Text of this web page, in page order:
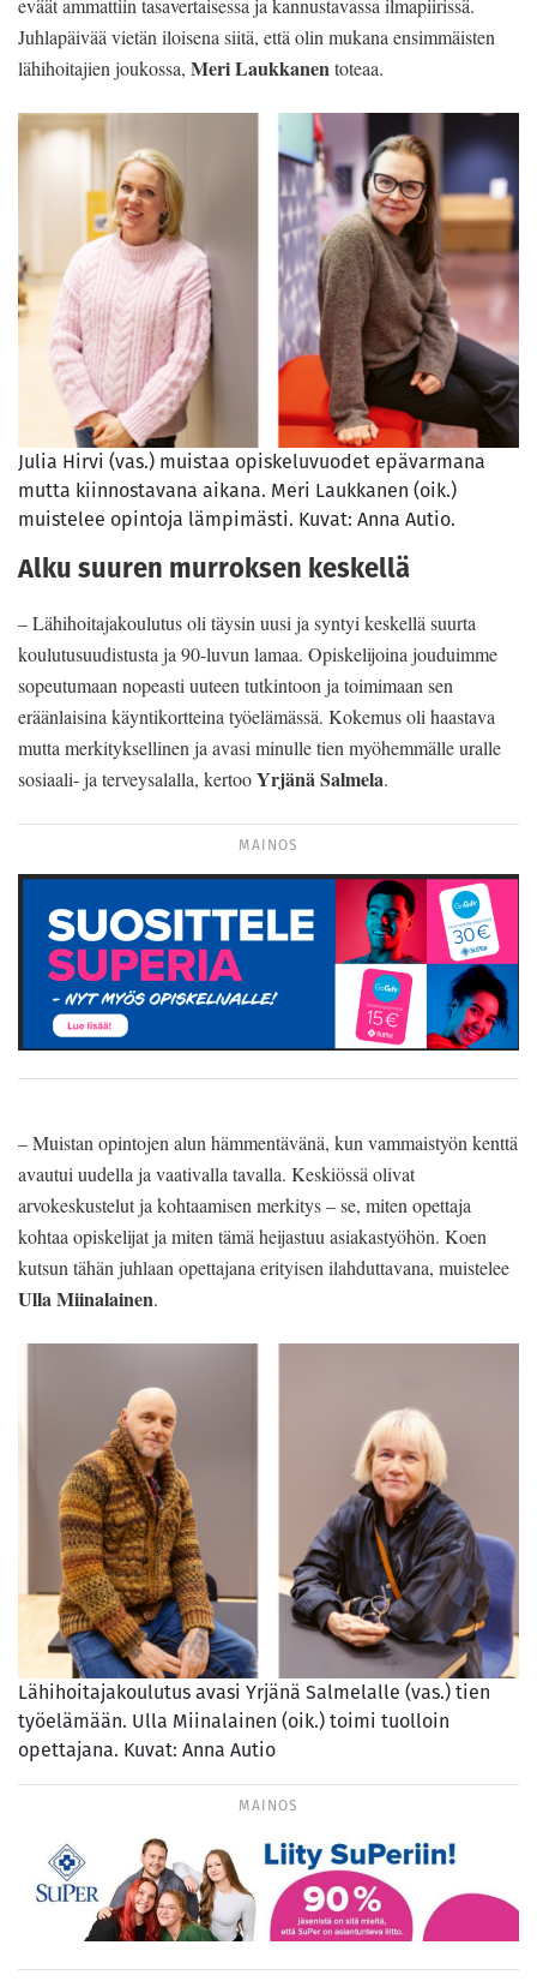
eväät ammattiin tasavertaisessa ja kannustavassa ilmapiirissä.
Juhlapäivää vietän iloisena siitä, että olin mukana ensimmäisten
lähihoitajien joukossa, Meri Laukkanentoteaa.
Julia Hirvi (vas.) muistaa opiskeluvuodet epävarmana
mutta kiinnostavana aikana. Meri Laukkanen (oik.)
muistelee opintoja lämpimästi. Kuvat: Anna Autio.
Alku suuren murroksen keskellä
– Lähihoitajakoulutus oli täysin uusi ja syntyi keskellä suurta
koulutusuudistusta ja 90-luvun lamaa. Opiskelijoina jouduimme
sopeutumaan nopeasti uuteen tutkintoon ja toimimaan sen
eräänlaisina käyntikortteina työelämässä. Kokemus oli haastava
mutta merkityksellinen ja avasi minulle tien myöhemmälle uralle
sosiaali- ja terveysalalla, kertooYrjänä Salmela.
MAINOS
– Muistan opintojen alun hämmentävänä, kun vammaistyön kenttä
avautui uudella ja vaativalla tavalla. Keskiössä olivat
arvokeskustelut ja kohtaamisen merkitys – se, miten opettaja
kohtaa opiskelijat ja miten tämä heijastuu asiakastyöhön. Koen
kutsun tähän juhlaan opettajana erityisen ilahduttavana, muistelee
Ulla Miinalainen.
Lähihoitajakoulutus avasi Yrjänä Salmelalle (vas.) tien
työelämään. Ulla Miinalainen (oik.) toimi tuolloin
opettajana. Kuvat: Anna Autio
MAINOS